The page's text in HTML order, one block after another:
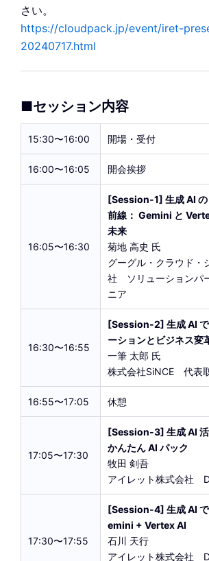
さい。
https://cloudpack.jp/event/iret-
20240717.html
■セッション内容
15:30〜16:00 開場・受付
16:00〜16:05 開会挨拶
16:05〜16:30
[Session-1] 生成 AI の
前線： Gemini と
未来
菊地 高史 氏
グーグル・クラウド・
社 ソリューションパ
ニア
16:30〜16:55
[Session-2] 生成 AI
ーションとビジネス変
一筆 太郎 氏
株式会社SiNCE 代表
16:55〜17:05 休憩
17:05〜17:30
[Session-3] 生成 AI
かんたん AI パック
牧田 剣吾
アイレット株式会社
17:30〜17:55
[Session-4] 生成 AI で
emini + Vertex AI
石川 天行
アイレット株式会社